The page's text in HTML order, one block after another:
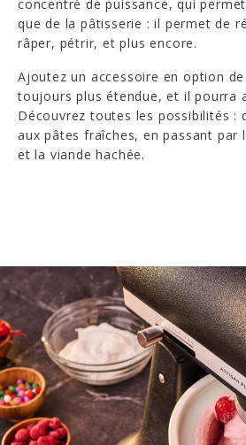
concentré de puissance, qui
que de la pâtisserie : il permet de
râper, pétrir, et plus encore.
Ajoutez un accessoire en option
toujours plus étendue, et il pourra
Découvrez toutes les possibilités :
aux pâtes fraîches, en passant par
et la viande hachée.